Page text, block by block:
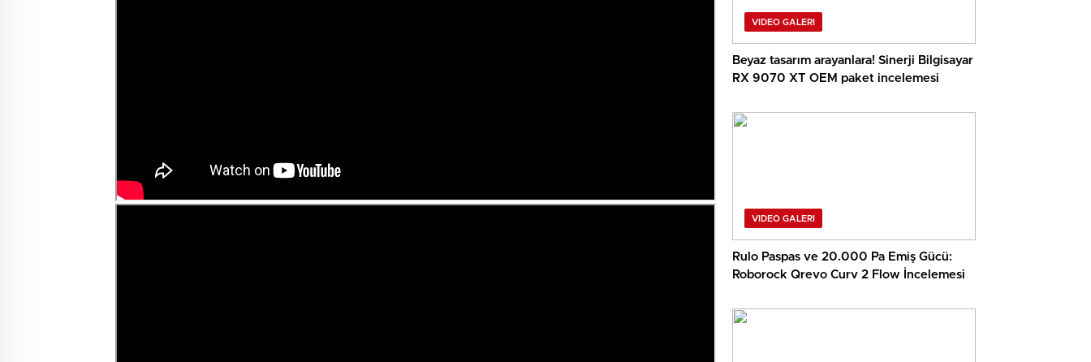
VIDEO GALERI
Beyaz tasarım arayanlara! Sinerji Bilgisayar
RX 9070 XT OEM paket incelemesi
VIDEO GALERI
Rulo Paspas ve 20.000 Pa Emiş Gücü:
Roborock Qrevo Curv 2 Flow İncelemesi